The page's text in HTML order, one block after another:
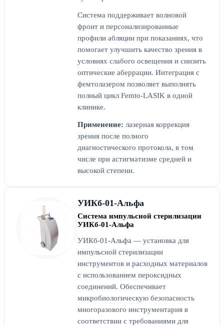
Система поддерживает волновой
фронт и персонализированные
профили абляции при показаниях, что
помогает улучшить качество зрения в
условиях слабого освещения и снизить
оптические аберрации. Интеграция с
фемтолазером позволяет выполнять
полный цикл Femto-LASIK в одной
клинике.
Применение: лазерная коррекция
зрения после полного
диагностического протокола, в том
числе при астигматизме средней и
высокой степени.
УИКб-01-Альфа
Система импульсной стерилизации
УИКб-01-Альфа
УИКб-01-Альфа — установка для
импульсной стерилизации
инструментов и расходных материалов
с использованием пероксидных
соединений. Обеспечивает
микробиологическую безопасность
многоразового инструментария в
соответствии с требованиями для